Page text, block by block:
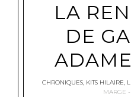
LA
DE
CHRONIQUES, KITS HILAIRE,
MARGE